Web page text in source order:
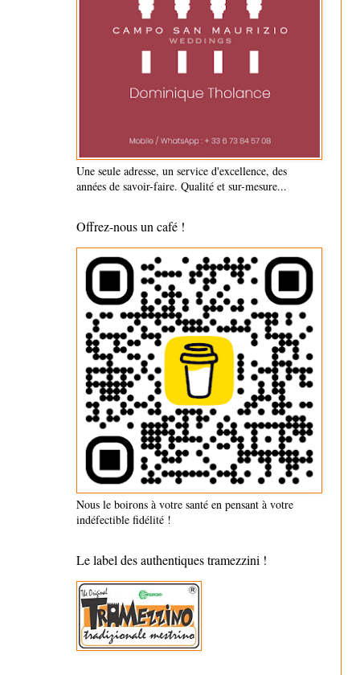
Une seule adresse, un service d'excellence, des
années de savoir-faire. Qualité et sur-mesure...
Offrez-nous un café !
Nous le boirons à votre santé en pensant à votre
indéfectible fidélité !
Le label des authentiques tramezzini !